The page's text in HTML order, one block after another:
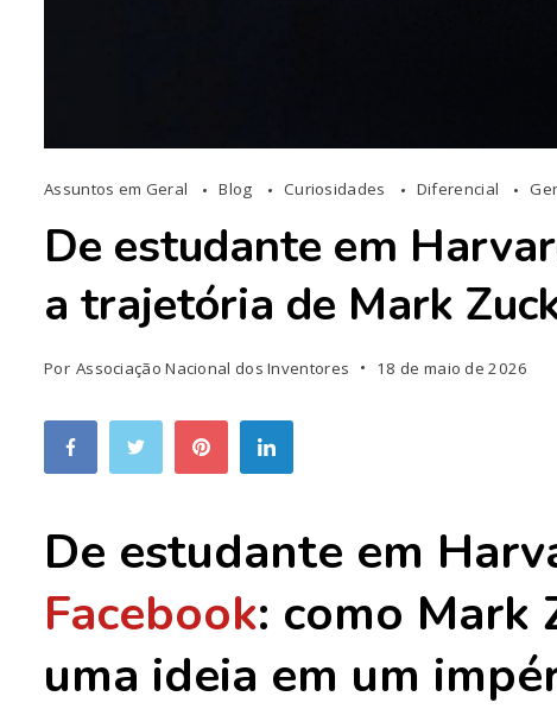
Assuntos em Geral Blog Curiosidades Diferencial
De estudante em
a trajetória de Mark
Por Associação Nacional dos Inventores 18 de maio de 2026
De estudante em
Facebook: como Mark
uma ideia em um